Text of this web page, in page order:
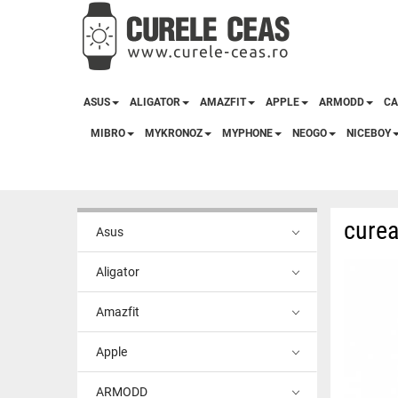
ASUS ALIGATOR AMAZFIT APPLE ARMODD
MIBRO MYKRONOZ MYPHONE NEOGO NICEBOY
Asus
Aligator
Amazfit
Apple
ARMODD